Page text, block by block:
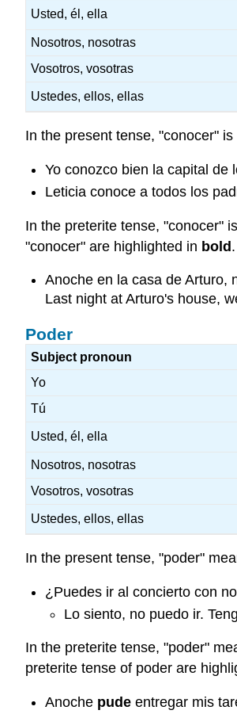
Usted, él, ella
Nosotros, nosotras
Vosotros, vosotras
Ustedes, ellos, ellas
In the present tense, "conocer"
Yo conozco bien la capital de
Leticia conoce a todos los
In the preterite tense, "conocer"
"conocer" are highlighted in bold.
Anoche en la casa de Arturo,
Last night at Arturo's house,
Poder
Subject pronoun
Yo
Tú
Usted, él, ella
Nosotros, nosotras
Vosotros, vosotras
Ustedes, ellos, ellas
In the present tense, "poder"
¿Puedes ir al concierto con
Lo siento, no puedo ir.
In the preterite tense, "poder"
preterite tense of poder are
Anoche pudeentregar mis